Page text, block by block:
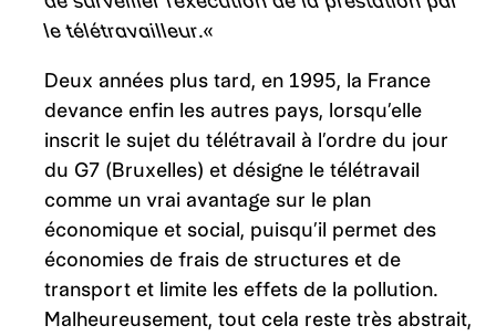
le télétravailleur.«
Deux années plus tard, en 1995, la France
devance enfin les autres pays, lorsqu’elle
inscrit le sujet du télétravail à l’ordre du jour
du G7 (Bruxelles) et désigne le télétravail
comme un vrai avantage sur le plan
économique et social, puisqu’il permet des
économies de frais de structures et de
transport et limite les effets de la pollution.
Malheureusement, tout cela reste très abstrait,